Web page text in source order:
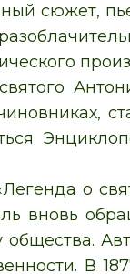
сюжет,
о
вновь
В